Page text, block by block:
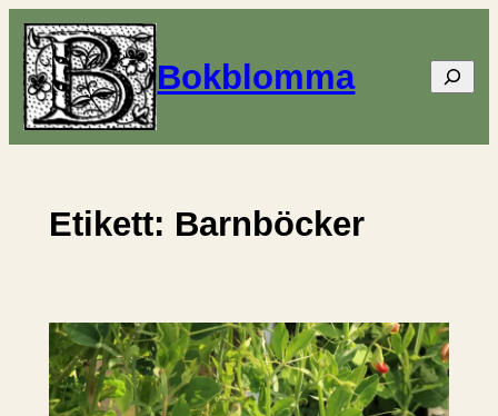
Hoppa
till
innehåll
Bokblomma Sök
Etikett: Barnböcker